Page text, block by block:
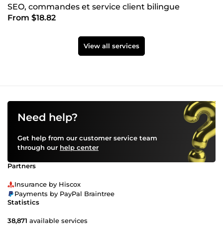
SEO, commandes et service client bilingue
From $18.82
View all services
Need help?
Get help from our customer service team
through our help center
Partners
Insurance by Hiscox
Payments by PayPal Braintree
Statistics
38,871 available services